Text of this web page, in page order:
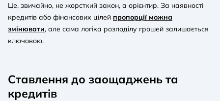
Це, звичайно, не жорсткий закон, а орієнтир. За наявності
кредитів або фінансових цілей пропорції можна
змінювати, але сама логіка розподілу грошей залишається
ключовою.
Ставлення до заощаджень та
кредитів